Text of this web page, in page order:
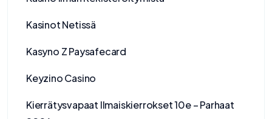
Kasinot Netissä
Kasyno Z Paysafecard
Keyzino Casino
Kierrätysvapaat Ilmaiskierrokset 10e – Parhaat